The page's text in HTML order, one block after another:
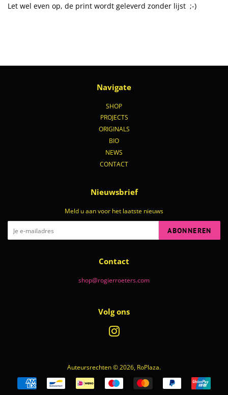
Let wel even op, de print wordt geleverd zonder lijst ;-)
Navigate
SHOP
PROJECTS
ORIGINALS
BIO
NEWS
CONTACT
Nieuwsbrief
Meld u aan voor het laatste nieuws
ABONNEREN
Contact
shop@rogierroeters.com
Volg ons
Auteursrechten © 2026, RoPlaza.
Betalingspictogrammen